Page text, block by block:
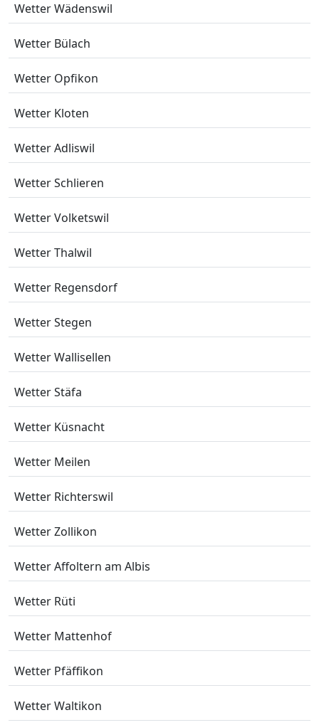
Wetter Wädenswil
Wetter Bülach
Wetter Opfikon
Wetter Kloten
Wetter Adliswil
Wetter Schlieren
Wetter Volketswil
Wetter Thalwil
Wetter Regensdorf
Wetter Stegen
Wetter Wallisellen
Wetter Stäfa
Wetter Küsnacht
Wetter Meilen
Wetter Richterswil
Wetter Zollikon
Wetter Affoltern am Albis
Wetter Rüti
Wetter Mattenhof
Wetter Pfäffikon
Wetter Waltikon